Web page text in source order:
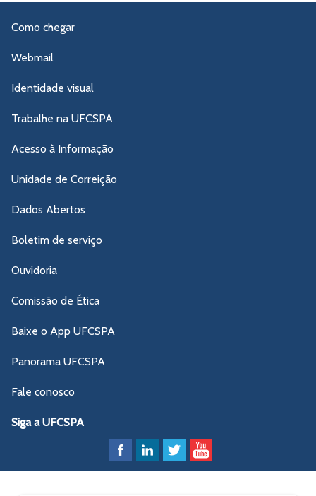
Como chegar
Webmail
Identidade visual
Trabalhe na UFCSPA
Acesso à Informação
Unidade de Correição
Dados Abertos
Boletim de serviço
Ouvidoria
Comissão de Ética
Baixe o App UFCSPA
Panorama UFCSPA
Fale conosco
Siga a UFCSPA